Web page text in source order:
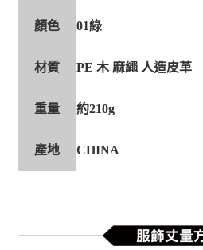
顏色 01綠
材質 PE 木 麻繩 人造皮革
重量 約210g
產地 CHINA